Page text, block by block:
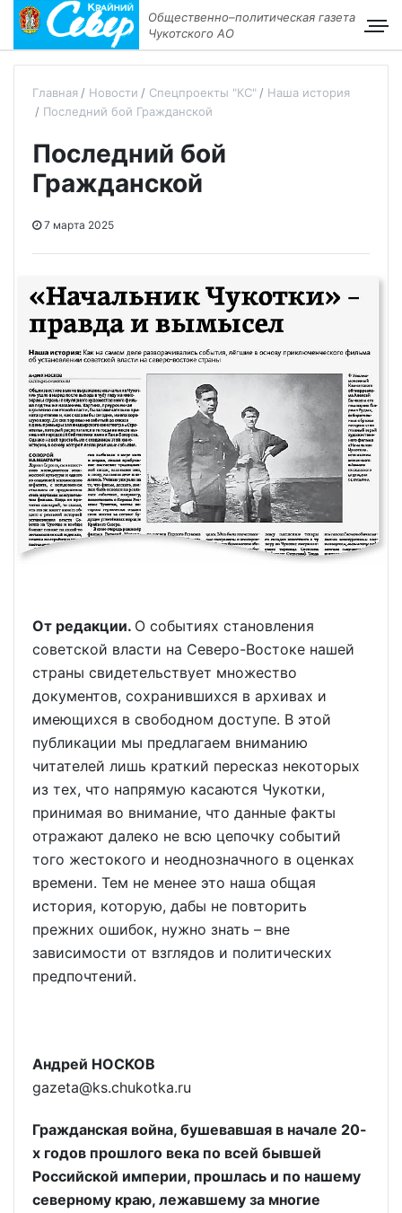
Общественно–политическая газета
Чукотского АО
Главная Новости Спецпроекты "КС"
Наша история
Последний бой Гражданской
Последний бой
Гражданской
7 марта 2025
От редакции. О событиях становления
советской власти на Северо-Востоке нашей
страны свидетельствует множество
документов, сохранившихся в архивах и
имеющихся в свободном доступе. В этой
публикации мы предлагаем вниманию
читателей лишь краткий пересказ некоторых
из тех, что напрямую касаются Чукотки,
принимая во внимание, что данные факты
отражают далеко не всю цепочку событий
того жестокого и неоднозначного в оценках
времени. Тем не менее это наша общая
история, которую, дабы не повторить
прежних ошибок, нужно знать – вне
зависимости от взглядов и политических
предпочтений.
Андрей НОСКОВ
gazeta@ks.chukotka.ru
Гражданская война, бушевавшая в начале 20-
х годов прошлого века по всей бывшей
Российской империи, прошлась и по нашему
северному краю, лежавшему за многие